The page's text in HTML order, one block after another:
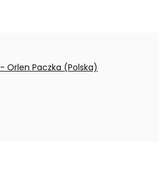
- Orlen Paczka (Polska)